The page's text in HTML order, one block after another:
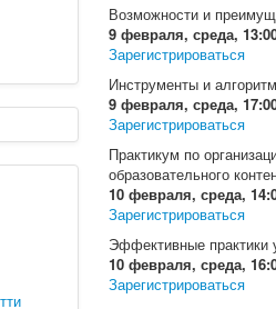
Возможности и
9 февраля, среда,
Зарегистрироваться
Инструменты и
9 февраля, среда,
Зарегистрироваться
Практикум по
образовательного
10 февраля, среда,
Зарегистрироваться
Эффективные практики
10 февраля, среда,
Зарегистрироваться